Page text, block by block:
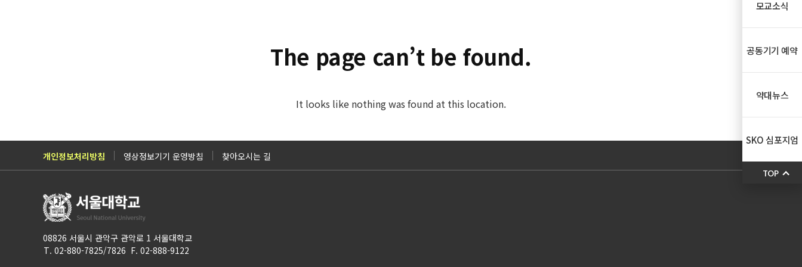
The page can’t be found.
It looks like nothing was found at this location.
개인정보처리방침 영상정보기기 운영방침 찾아오시는 길
08826 서울시 관악구 관악로 1 서울대학교
T. 02-880-7825/7826 F. 02-888-9122
모교소식
공동기기 예약
약대뉴스
SKO 심포지엄
TOP